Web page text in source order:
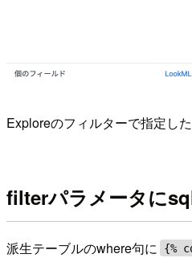
Exploreのフィルターで指定し
filterパラメータに
派生テーブルのwhere句に {%